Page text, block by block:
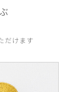
だけます